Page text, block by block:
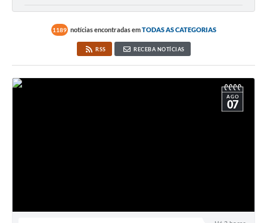
1189 notícias encontradas emTODAS AS CATEGORIAS
RSS RECEBA NOTÍCIAS
AGO
07